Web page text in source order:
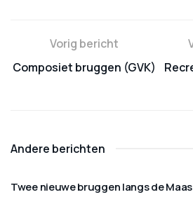
Vorig bericht
Composiet bruggen (GVK)
Andere berichten
Twee nieuwe bruggen langs de Maas